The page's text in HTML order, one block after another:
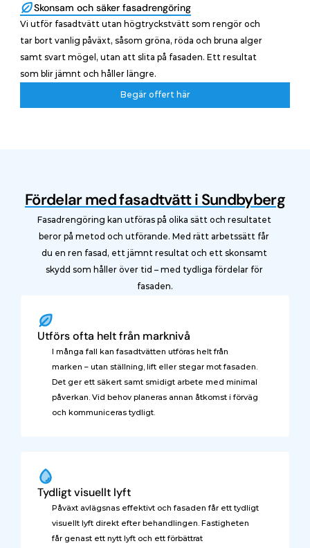
Skonsam och säker fasadrengöring
Vi utför fasadtvätt utan högtryckstvätt som rengör och
tar bort vanlig påväxt, såsom gröna, röda och bruna alger
samt svart mögel, utan att slita på fasaden. Ett resultat
som blir jämnt och håller längre.
Begär offert här
Fördelar med fasadtvätt i Sundbyberg
Fasadrengöring kan utföras på olika sätt och resultatet
beror på metod och utförande. Med rätt arbetssätt får
du en ren fasad, ett jämnt resultat och ett skonsamt
skydd som håller över tid – med tydliga fördelar för
fasaden.
Utförs ofta helt från marknivå
I många fall kan fasadtvätten utföras helt från
marken – utan ställning, lift eller stegar mot fasaden.
Det ger ett säkert samt smidigt arbete med minimal
påverkan. Vid behov planeras annan åtkomst i förväg
och kommuniceras tydligt.
Tydligt visuellt lyft
Påväxt avlägsnas effektivt och fasaden får ett tydligt
visuellt lyft direkt efter behandlingen. Fastigheten
får genast ett nytt lyft och ett förbättrat